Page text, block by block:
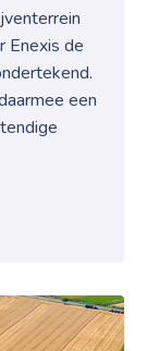
Enexis de
een